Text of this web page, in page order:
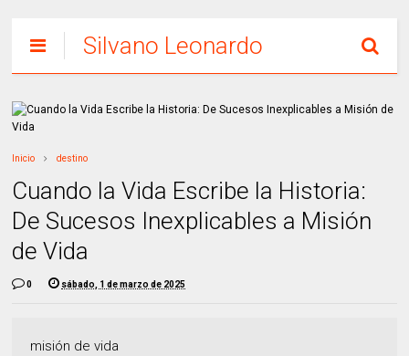
Silvano Leonardo
Inicio destino
Cuando la Vida Escribe la Historia:
De Sucesos Inexplicables a Misión
de Vida
0 sábado, 1 de marzo de 2025
misión de vida